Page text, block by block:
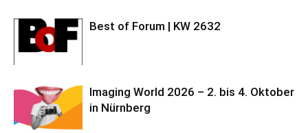
Best of Forum | KW 2632
Imaging World 2026 – 2. bis 4. Oktober
in Nürnberg